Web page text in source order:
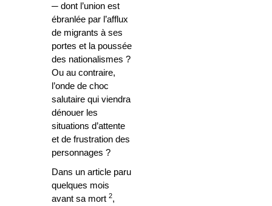
─ dont l’union est
ébranlée par l’afflux
de migrants à ses
portes et la poussée
des nationalismes ?
Ou au contraire,
l’onde de choc
salutaire qui viendra
dénouer les
situations d’attente
et de frustration des
personnages ?
Dans un article paru
quelques mois
avant sa mort 2,